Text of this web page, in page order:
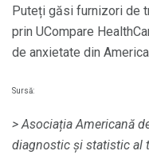
Puteți găsi furnizori de
prin UCompare
de anxietate din
Sursă:
> Asociația Americană
diagnostic și statistic al